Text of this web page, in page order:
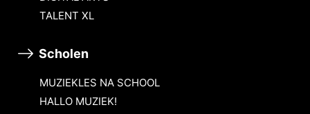
TALENT XL
Scholen
MUZIEKLES NA SCHOOL
HALLO MUZIEK!